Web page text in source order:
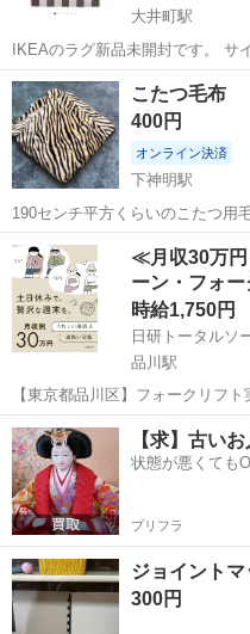
大井町駅
IKEAのラグ新品未開封です。 サ
133×195cm 詳しくはHPをご覧ください
https://www.ikea.com/jp/ja/p/
東京 品川区 大井町駅
カーペットラグ
こたつ毛布
400円
オンライン決済
下神明駅
190センチ平方くらいのこたつ用
れまで保管してました
東京 品川区 下神明駅
≪月収30万円
ーン・フォ
時給1,750円
日研トータルソ
品川駅
【東京都品川区】フォークリフ
み込みフォーク作業《お仕事No.5A381-JS》 お仕事
リフトを使用した製品の運搬作業
からの積み下ろしなど）...
東京 品川区 品川駅 そ
【求】古い
状態が悪くても
プリフラ
300円